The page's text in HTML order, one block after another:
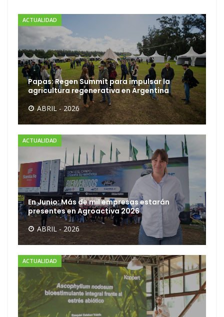
ACTUALIDAD
Papas: Regen Summit para impulsar la
agricultura regenerativa en Argentina
ABRIL - 2026
ACTUALIDAD
En Junio: Más de mil empresas estarán
presentes en Agroactiva 2026
ABRIL - 2026
ACTUALIDAD